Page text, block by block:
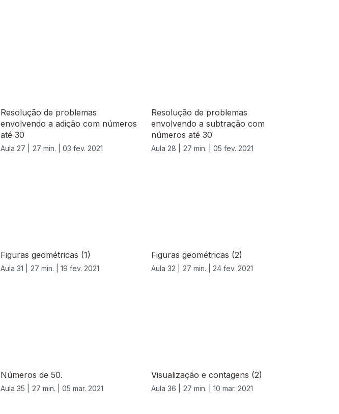
Resolução de problemas
envolvendo a adição com números
até 30
Aula 27 | 27 min. | 03 fev. 2021
Resolução de problemas
envolvendo a subtração com
números até 30
Aula 28 | 27 min. | 05 fev. 2021
Figuras geométricas (1)
Aula 31 | 27 min. | 19 fev. 2021
Figuras geométricas (2)
Aula 32 | 27 min. | 24 fev. 2021
Números de 50.
Aula 35 | 27 min. | 05 mar. 2021
Visualização e contagens (2)
Aula 36 | 27 min. | 10 mar. 2021